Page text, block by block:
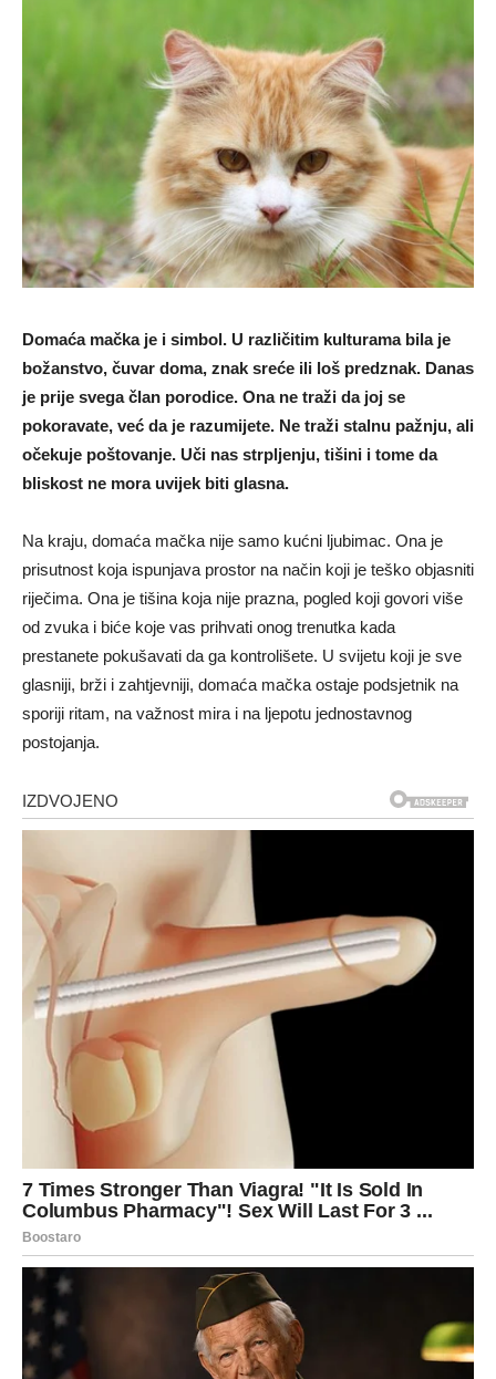
Domaća mačka je i simbol. U različitim kulturama bila je
božanstvo, čuvar doma, znak sreće ili loš predznak. Danas
je prije svega član porodice. Ona ne traži da joj se
pokoravate, već da je razumijete. Ne traži stalnu pažnju, ali
očekuje poštovanje. Uči nas strpljenju, tišini i tome da
bliskost ne mora uvijek biti glasna.
Na kraju, domaća mačka nije samo kućni ljubimac. Ona je
prisutnost koja ispunjava prostor na način koji je teško objasniti
riječima. Ona je tišina koja nije prazna, pogled koji govori više
od zvuka i biće koje vas prihvati onog trenutka kada
prestanete pokušavati da ga kontrolišete. U svijetu koji je sve
glasniji, brži i zahtjevniji, domaća mačka ostaje podsjetnik na
sporiji ritam, na važnost mira i na ljepotu jednostavnog
postojanja.